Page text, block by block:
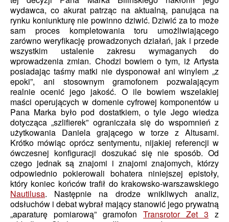
wydawca, co akurat patrząc na aktualną, panująca na
rynku koniunkturę nie powinno dziwić. Dziwić za to może
sam proces kompletowania toru umożliwiającego
zarówno weryfikację prowadzonych działań, jak i przede
wszystkim ustalenie zakresu wymaganych do
wprowadzenia zmian. Chodzi bowiem o tym, iż Artysta
posiadając taśmy matki nie dysponował ani winylem „z
epoki”, ani stosownym gramofonem pozwalającym
realnie ocenić jego jakość. O ile bowiem wszelakiej
maści operujących w domenie cyfrowej komponentów u
Pana Marka było pod dostatkiem, o tyle Jego wiedza
dotycząca „szlifierek” ograniczała się do wspomnień z
użytkowania Daniela grającego w torze z Altusami.
Krótko mówiąc oprócz sentymentu, nijakiej referencji w
ówczesnej konfiguracji doszukać się nie sposób. Od
czego jednak są znajomi i znajomi znajomych, którzy
odpowiednio pokierowali bohatera niniejszej epistoły,
który koniec końców trafił do krakowsko-warszawskiego
Nautilusa. Następnie na drodze wnikliwych analiz,
odsłuchów i debat wybrał mający stanowić jego prywatną
„aparaturę pomiarową” gramofon Transrotor Zet 3 z